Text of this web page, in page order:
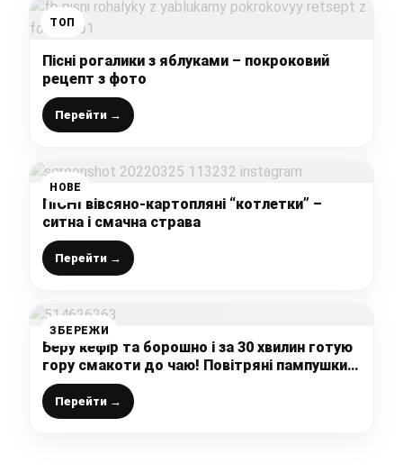
ТОП
Пісні рогалики з яблуками – покроковий
рецепт з фото
Перейти →
НОВЕ
ПІСНІ вівсяно-картопляні “котлетки” –
ситна і смачна страва
Перейти →
ЗБЕРЕЖИ
Беру кефір та борошно і за 30 хвилин готую
гору смакоти до чаю! Повітряні пампушки
на раз-два!
Перейти →